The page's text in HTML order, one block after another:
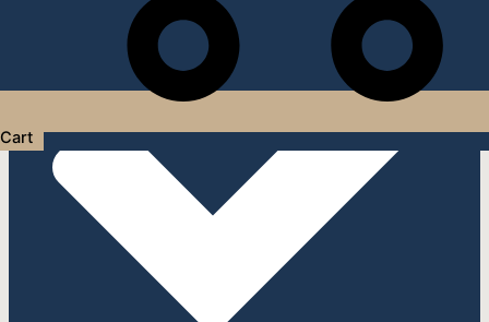
Cart